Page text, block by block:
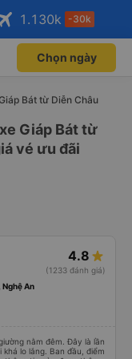
Mở app
qua
Mở app
1.130k -30k
Chọn ngày
Bát từ Diễn Châu
Giáp Bát từ
vé ưu đãi
4.8
(1233 đánh giá)
Nghệ An
nằm đêm. Đây là lần
lo lắng. Ban đầu, điểm